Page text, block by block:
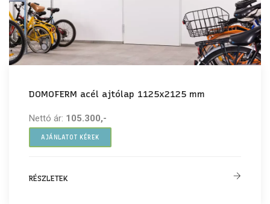
DOMOFERM acél ajtólap 1125x2125 mm
Nettó ár: 105.300,-
AJÁNLATOT KÉREK
RÉSZLETEK